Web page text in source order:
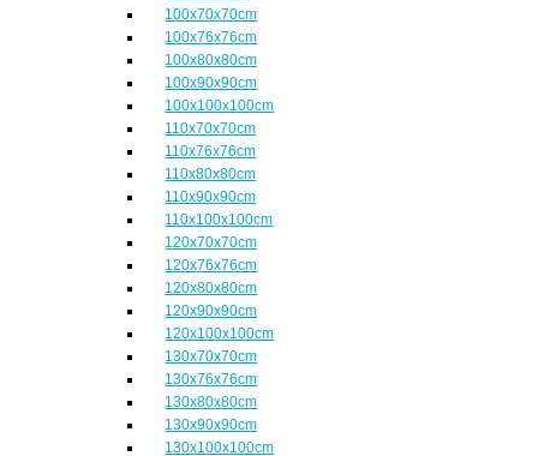
100x70x70cm
100x76x76cm
100x80x80cm
100x90x90cm
100x100x100cm
110x70x70cm
110x76x76cm
110x80x80cm
110x90x90cm
110x100x100cm
120x70x70cm
120x76x76cm
120x80x80cm
120x90x90cm
120x100x100cm
130x70x70cm
130x76x76cm
130x80x80cm
130x90x90cm
130x100x100cm